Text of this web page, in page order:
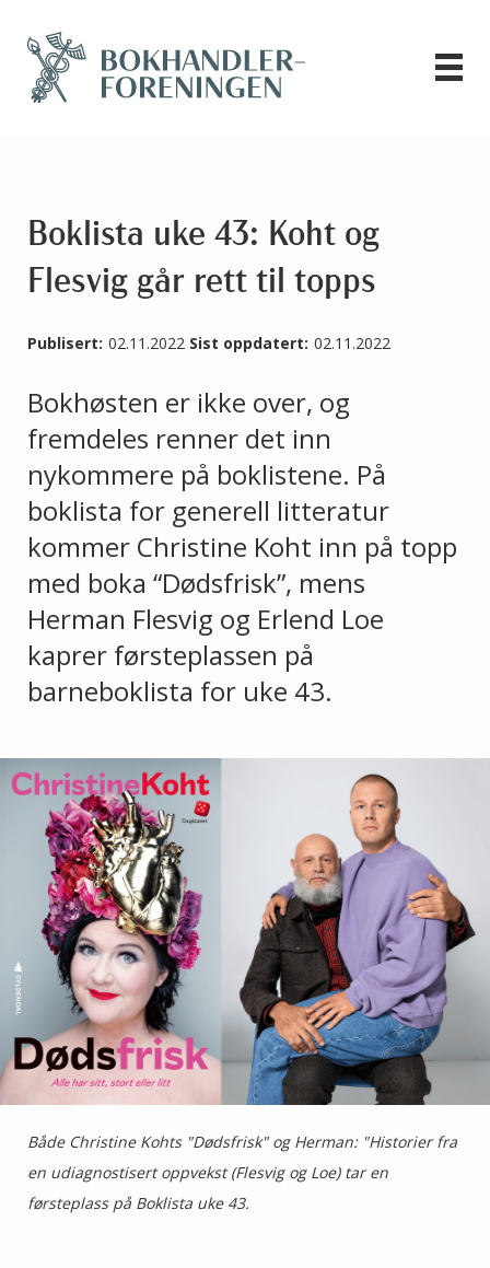
Boklista uke 43: Koht og
Flesvig går rett til topps
Publisert: 02.11.2022 Sist oppdatert: 02.11.2022
Bokhøsten er ikke over, og
fremdeles renner det inn
nykommere på boklistene. På
boklista for generell litteratur
kommer Christine Koht inn på topp
med boka “Dødsfrisk”, mens
Herman Flesvig og Erlend Loe
kaprer førsteplassen på
barneboklista for uke 43.
Både Christine Kohts "Dødsfrisk" og Herman: "Historier fra
en udiagnostisert oppvekst (Flesvig og Loe) tar en
førsteplass på Boklista uke 43.